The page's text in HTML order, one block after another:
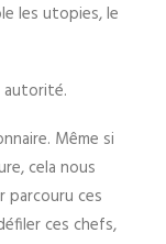
les utopies, le
autorité.
Même si
cela nous
parcouru ces
ces chefs,